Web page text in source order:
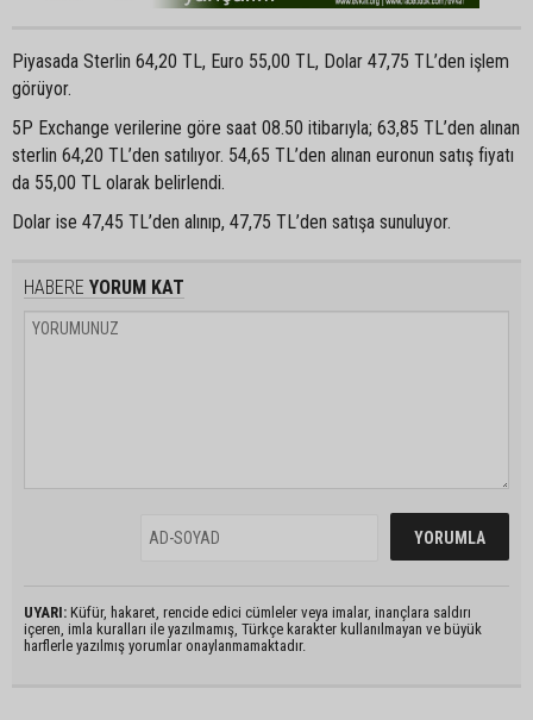
Piyasada Sterlin 64,20 TL, Euro 55,00 TL, Dolar 47,75 TL’den işlem
görüyor.
5P Exchange verilerine göre saat 08.50 itibarıyla; 63,85 TL’den alınan
sterlin 64,20 TL’den satılıyor. 54,65 TL’den alınan euronun satış fiyatı
da 55,00 TL olarak belirlendi.
Dolar ise 47,45 TL’den alınıp, 47,75 TL’den satışa sunuluyor.
HABERE YORUM KAT
UYARI: Küfür, hakaret, rencide edici cümleler veya imalar, inançlara saldırı
içeren, imla kuralları ile yazılmamış, Türkçe karakter kullanılmayan ve büyük
harflerle yazılmış yorumlar onaylanmamaktadır.